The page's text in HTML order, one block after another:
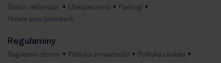
Status reklamacji
Ubezpieczenia
Parkingi
Hotele przy lotniskach
Regulaminy
Regulamin strony Polityka prywatności
Polityka cookies